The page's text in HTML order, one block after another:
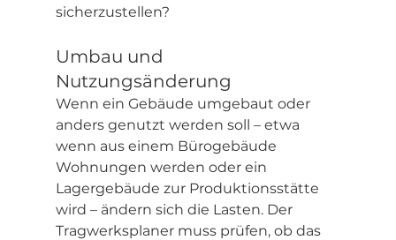
sicherzustellen?
Umbau und
Nutzungsänderung
Wenn ein Gebäude umgebaut oder
anders genutzt werden soll – etwa
wenn aus einem Bürogebäude
Wohnungen werden oder ein
Lagergebäude zur Produktionsstätte
wird – ändern sich die Lasten. Der
Tragwerksplaner muss prüfen, ob das